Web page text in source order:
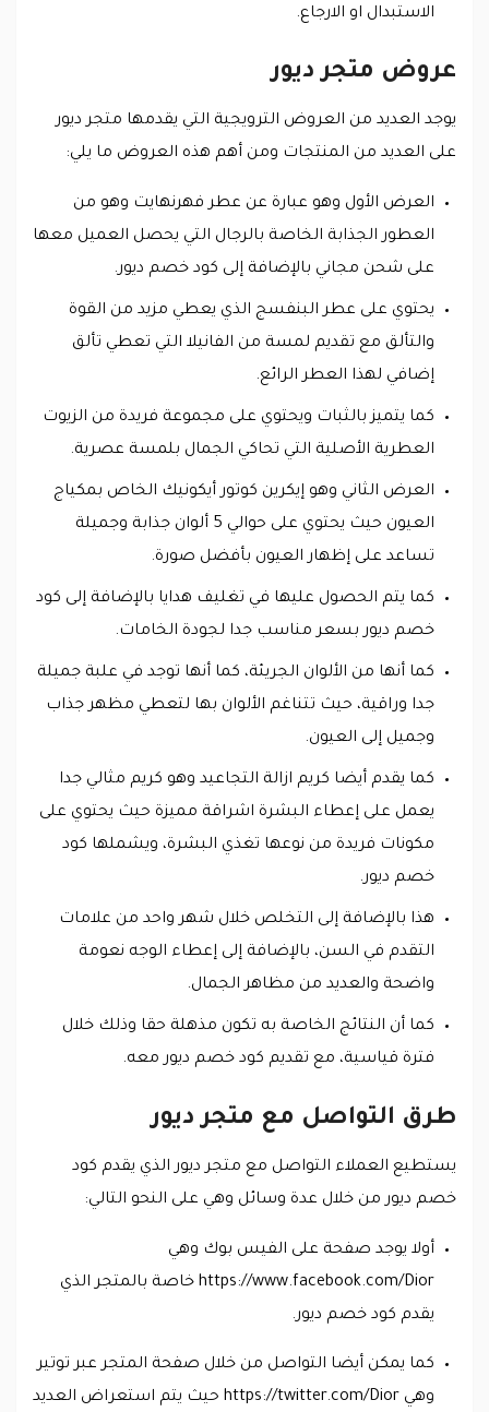
الاستبدال او الارجاع.
عروض متجر ديور
يوجد العديد من العروض الترويجية التي يقدمها متجر ديور
على العديد من المنتجات ومن أهم هذه العروض ما يلي:
العرض الأول وهو عبارة عن عطر فهرنهايت وهو من
العطور الجذابة الخاصة بالرجال التي يحصل العميل معها
على شحن مجاني بالإضافة إلى كود خصم ديور.
يحتوي على عطر البنفسج الذي يعطي مزيد من القوة
والتألق مع تقديم لمسة من الفانيلا التي تعطي تألق
إضافي لهذا العطر الرائع.
كما يتميز بالثبات ويحتوي على مجموعة فريدة من الزيوت
العطرية الأصلية التي تحاكي الجمال بلمسة عصرية.
العرض الثاني وهو إيكرين كوتور أيكونيك الخاص بمكياج
العيون حيث يحتوي على حوالي 5 ألوان جذابة وجميلة
تساعد على إظهار العيون بأفضل صورة.
كما يتم الحصول عليها في تغليف هدايا بالإضافة إلى كود
خصم ديور بسعر مناسب جدا لجودة الخامات.
كما أنها من الألوان الجريئة، كما أنها توجد في علبة جميلة
جدا وراقية، حيث تتناغم الألوان بها لتعطي مظهر جذاب
وجميل إلى العيون.
كما يقدم أيضا كريم ازالة التجاعيد وهو كريم مثالي جدا
يعمل على إعطاء البشرة اشراقة مميزة حيث يحتوي على
مكونات فريدة من نوعها تغذي البشرة، ويشملها كود
خصم ديور.
هذا بالإضافة إلى التخلص خلال شهر واحد من علامات
التقدم في السن، بالإضافة إلى إعطاء الوجه نعومة
واضحة والعديد من مظاهر الجمال.
كما أن النتائج الخاصة به تكون مذهلة حقا وذلك خلال
فترة قياسية، مع تقديم كود خصم ديور معه.
طرق التواصل مع متجر ديور
يستطيع العملاء التواصل مع متجر ديور الذي يقدم كود
خصم ديور من خلال عدة وسائل وهي على النحو التالي:
أولا يوجد صفحة على الفيس بوك وهي
https://www.facebook.com/Dior خاصة بالمتجر الذي
يقدم كود خصم ديور.
كما يمكن أيضا التواصل من خلال صفحة المتجر عبر توتير
وهي https://twitter.com/Dior حيث يتم استعراض العديد